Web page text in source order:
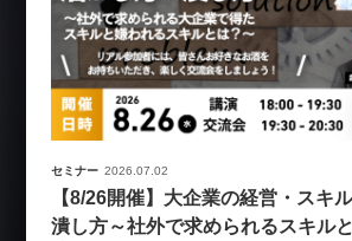
セミナー 2026.07.02
【8/26開催】大企業の経営・スキ
潰し方～社外で求められるスキル